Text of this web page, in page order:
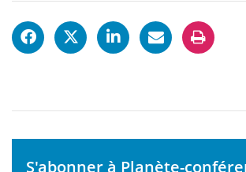
S'abonner à Planète-